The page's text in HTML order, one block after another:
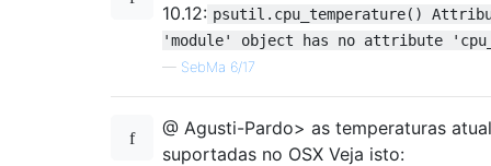
10.12: psutil.cpu_temperature()
'module' object has no attribute
— SebMa 6/17
@ Agusti-Pardo> as temperaturas
suportadas no OSX Veja isto: